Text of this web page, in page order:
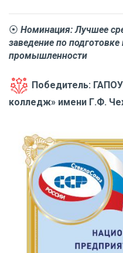
⦿ Номинация: Лучшее
заведение по
промышленности
Победитель:
колледж» имени Г.Ф.